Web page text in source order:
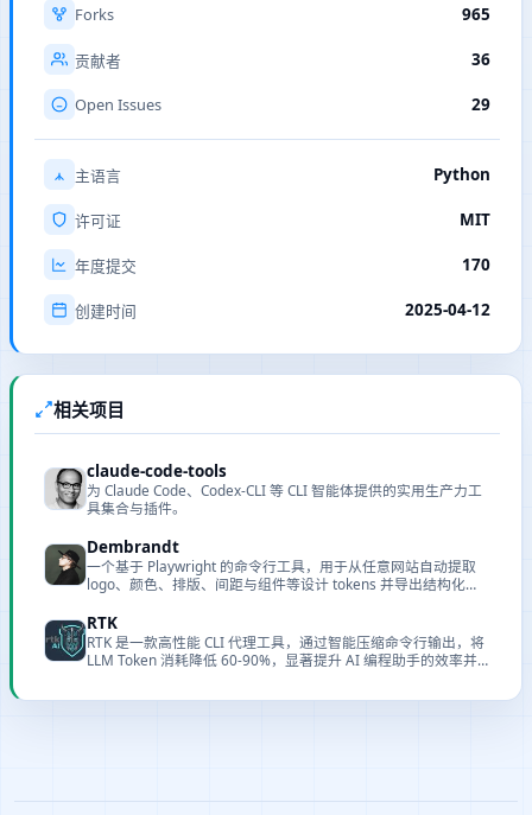
Forks 965
贡献者 36
Open Issues 29
主语言 Python
许可证 MIT
年度提交 170
创建时间 2025-04-12
相关项目
claude-code-tools
为 Claude Code、Codex-CLI 等 CLI 智能体提供的实用生产力工
具集合与插件。
Dembrandt
一个基于 Playwright 的命令行工具，用于从任意网站自动提取
logo、颜色、排版、间距与组件等设计 tokens 并导出结构化
RTK
RTK 是一款高性能 CLI 代理工具，通过智能压缩命令行输出，将
LLM Token 消耗降低 60-90%，显著提升 AI 编程助手的效率并